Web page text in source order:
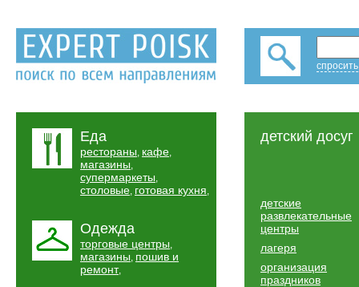
Еда
рестораны, кафе,
магазины,
супермаркеты,
столовые, готовая кухня,
Одежда
торговые центры,
магазины, пошив и
ремонт,
детский досуг
детские
развлекательные
центры
лагеря
организация
праздников